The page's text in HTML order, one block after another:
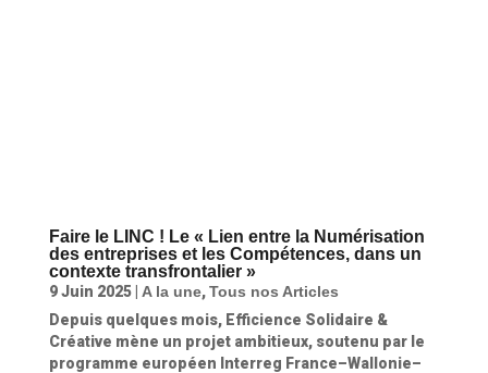
Faire le LINC ! Le « Lien entre la Numérisation
des entreprises et les Compétences, dans un
contexte transfrontalier »
9 Juin 2025| A la une,Tous nos Articles
Depuis quelques mois, Efficience Solidaire &
Créative mène un projet ambitieux, soutenu par le
programme européen Interreg France–Wallonie–